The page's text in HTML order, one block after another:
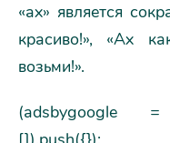
«ах» является
красиво!», «Ах
возьми!».
(adsbygoogle